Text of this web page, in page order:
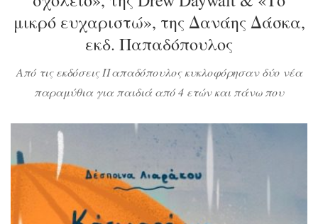
μικρό ευχαριστώ», της Δανάης Δάσκα,
εκδ. Παπαδόπουλος
Από τις εκδόσεις Παπαδόπουλος κυκλοφόρησαν δύο νέα
παραμύθια για παιδιά από 4 ετών και πάνω που
πρώτη μέρα στο σχολείο, καθώς και ποιες είναι οι
συνέπειες από τη χρήση των σημαντικότερων πρώτων
ρημάτων που μαθαίνουν οι μικροί αναγνώστες. Ας τα
δούμε αναλυτικά.